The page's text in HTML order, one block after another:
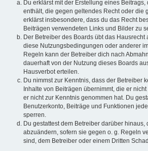
Du erklärst mit der Erstellung eines Beitrags,
enthält, die gegen geltendes Recht oder die
erklärst insbesondere, dass du das Recht
Beiträgen verwendeten Links und Bilder zu
Der Betreiber des Boards übt das Hausrecht
diese Nutzungsbedingungen oder anderer
Regeln kann der Betreiber dich nach
dauerhaft von der Nutzung dieses Boards
Hausverbot erteilen.
Du nimmst zur Kenntnis, dass der Betreiber
Inhalte von Beiträgen übernimmt, die er
er nicht zur Kenntnis genommen hat. Du
Benutzerkonto, Beiträge und Funktionen
sperren.
Du gestattest dem Betreiber darüber hinaus,
abzuändern, sofern sie gegen o. g. Regeln
sind, dem Betreiber oder einem Dritten